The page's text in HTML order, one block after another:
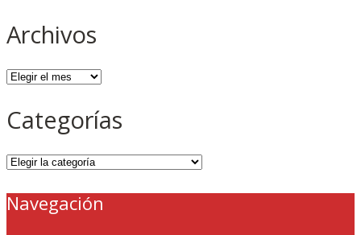
Archivos
Archivos
Categorías
Categorías
Navegación